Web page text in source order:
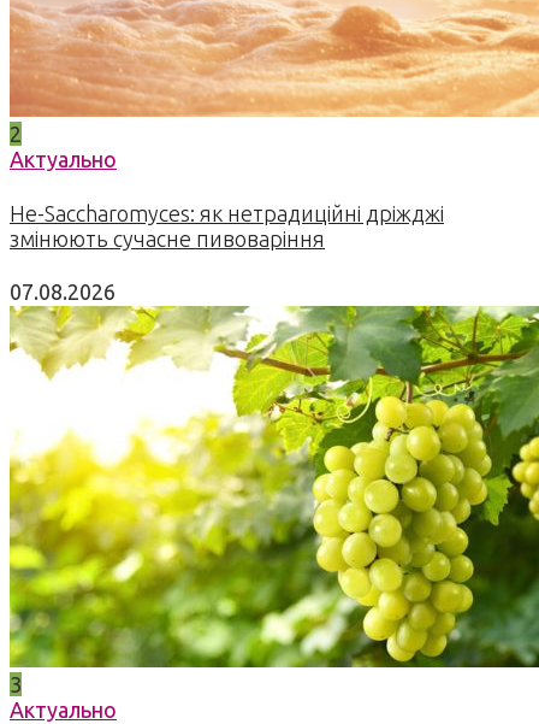
2
Актуально
Не-Saccharomyces: як нетрадиційні дріжджі
змінюють сучасне пивоваріння
07.08.2026
3
Актуально